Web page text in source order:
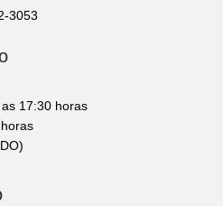
3053
17:30 horas